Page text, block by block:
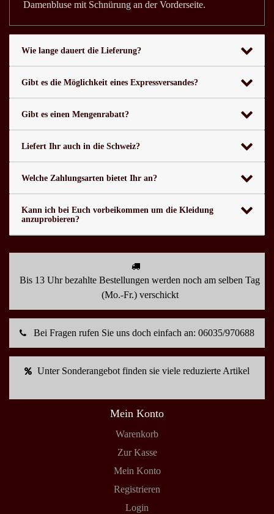
Damenbluse mit Schnürung an der Vorderseite.
Wie lange dauert die Lieferung?
Gibt es die Möglichkeit eines Expressversandes?
Gibt es einen Mengenrabatt?
Liefert Ihr auch in die Schweiz?
Welche Zahlungsarten bietet Ihr an?
Kann ich bei Euch vorbeikommen um die Kleidung
anzuprobieren?
Bis 13 Uhr bezahlte Bestellungen werden noch am selben Tag
(Mo.-Fr.) verschickt
Bei Fragen rufen Sie uns doch einfach an: 06035/970688
Unter Sonderangebot finden sie viele reduzierte Artikel
Mein Konto
Warenkorb
Zur Kasse
Mein Konto
Registrieren
Login